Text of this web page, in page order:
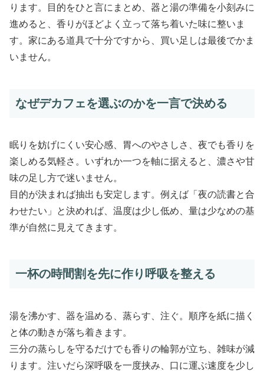
ります。目的をひと言にまとめ、器と湯の準備を小刻みに
進めると、香りがほどよく立って落ち着いた味に整いま
す。家にある道具で十分ですから、買い足しは最後でかま
いません。
なぜデカフェを選ぶのかを一言で決める
眠りを妨げにくい安心感、胃へのやさしさ、夜でも香りを
楽しめる気軽さ。いずれか一つを軸に据えると、濃さや甘
味の足し方で迷いません。
目的が決まれば抽出も安定します。例えば「夜の読書と合
わせたい」と決めれば、温度は少し低め、量は少なめの基
準が自然に見えてきます。
一杯の時間割を先に作り呼吸を整える
湯を沸かす、器を温める、蒸らす、注ぐ。順序を紙に描く
と体の動きが落ち着きます。
三分の蒸らしを守るだけでも香りの輪郭が立ち、雑味が減
ります。注いだら深呼吸を一度挟み、口に運ぶ速度を少し